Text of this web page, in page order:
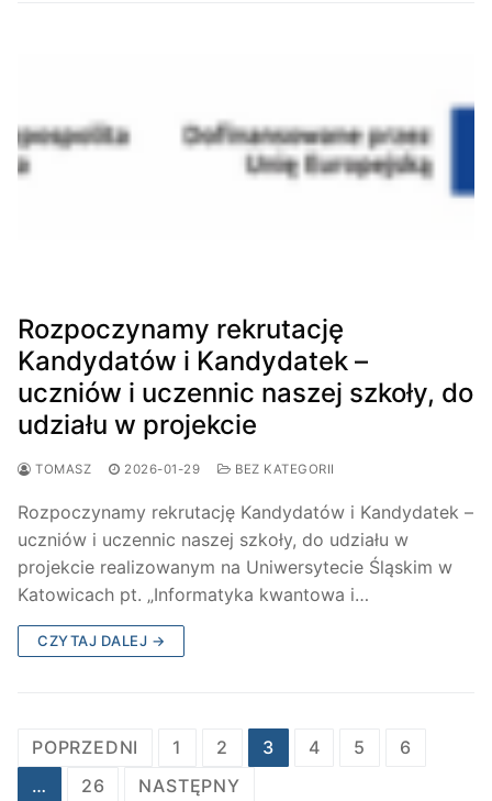
Rozpoczynamy rekrutację
Kandydatów i Kandydatek –
uczniów i uczennic naszej szkoły, do
udziału w projekcie
TOMASZ 2026-01-29 BEZ KATEGORII
Rozpoczynamy rekrutację Kandydatów i Kandydatek –
uczniów i uczennic naszej szkoły, do udziału w
projekcie realizowanym na Uniwersytecie Śląskim w
Katowicach pt. „Informatyka kwantowa i…
CZYTAJ DALEJ →
Stronicowanie
wpisów
POPRZEDNI 1 2 3 4 5
6
…
26 NASTĘPNY